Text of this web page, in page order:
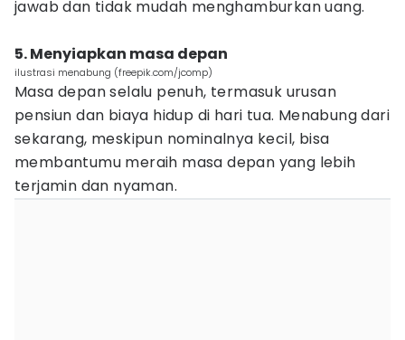
jawab dan tidak mudah menghamburkan uang.
5. Menyiapkan masa depan
ilustrasi menabung (freepik.com/jcomp)
Masa depan selalu penuh, termasuk urusan
pensiun dan biaya hidup di hari tua. Menabung dari
sekarang, meskipun nominalnya kecil, bisa
membantumu meraih masa depan yang lebih
terjamin dan nyaman.